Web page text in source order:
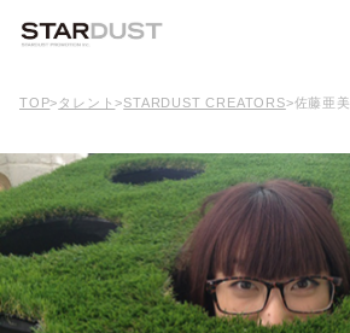
TOP> タレント>STARDUST CREATORS>佐藤亜美